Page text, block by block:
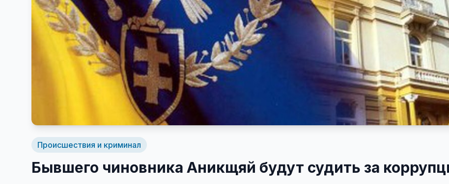
Происшествия и криминал
Бывшего чиновника Аникщяй будут судить за